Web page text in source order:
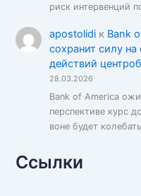
риск интервенций
apostolidiк Bank
сохранит силу
действий
28.03.2026
Bank of America
перспективе курс
воне будет
Ссылки